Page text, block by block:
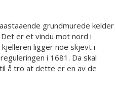
grundmurede kelder
er et vindu mot nord i
ligger noe skjevt i
i 1681. Da skal
å tro at dette er en av de